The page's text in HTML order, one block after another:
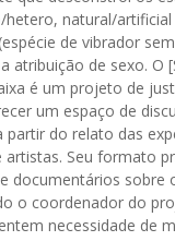
natural/artificial
de vibrador
atribuição de sexo. O
é um projeto de
um espaço de
partir do relato das
artistas. Seu formato
documentários sobre
o coordenador do
necessidade de